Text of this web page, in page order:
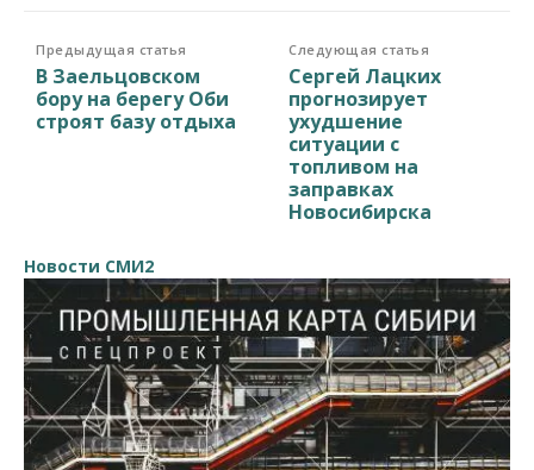
Предыдущая статья
В Заельцовском
бору на берегу Оби
строят базу отдыха
Следующая статья
Сергей Лацких
прогнозирует
ухудшение
ситуации с
топливом на
заправках
Новосибирска
Новости СМИ2